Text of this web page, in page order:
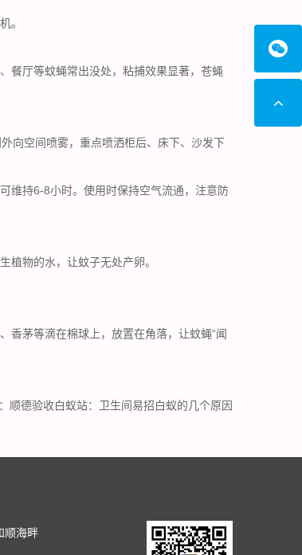
。
餐厅等蚊蝇常出没处，粘捕效果显著，苍蝇
向空间喷雾，重点喷洒柜后、床下、沙发下
维持6-8小时。使用时保持空气流通，注意防
植物的水，让蚊子无处产卵。
香茅等滴在棉球上，放置在角落，让蚊蝇“闻
顺德验收白蚁站：卫生间易招白蚁的几个原因
顺海畔